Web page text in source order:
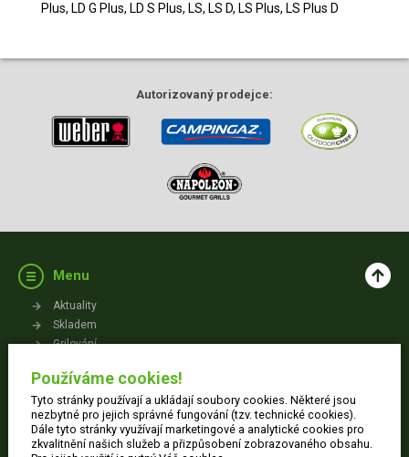
Plus, LD G Plus, LD S Plus, LS, LS D, LS Plus, LS Plus D
Autorizovaný prodejce:
Menu
Aktuality
Skladem
Grilování
Kontakt
Vše o nákupu
Jak nakupovat
Používáme cookies!
Tyto stránky používají a ukládají soubory cookies. Některé jsou
nezbytné pro jejich správné fungování (tzv. technické cookies).
Dále tyto stránky využívají marketingové a analytické cookies pro
zkvalitnění našich služeb a přizpůsobení zobrazovaného obsahu.